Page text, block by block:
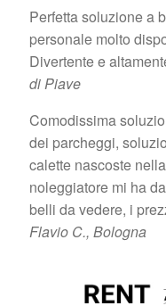
Perfetta soluzione a
personale molto
Divertente e
di Piave
Comodissima
dei parcheggi,
calette nascoste
noleggiatore mi ha
belli da vedere, i
Flavio C., Bologna